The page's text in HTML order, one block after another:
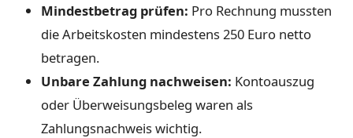
Mindestbetrag prüfen: Pro Rechnung mussten
die Arbeitskosten mindestens 250 Euro netto
betragen.
Unbare Zahlung nachweisen: Kontoauszug
oder Überweisungsbeleg waren als
Zahlungsnachweis wichtig.